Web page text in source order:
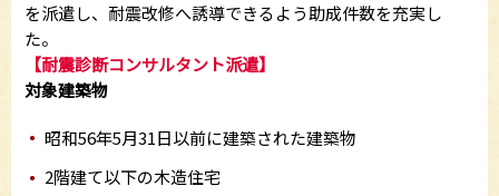
を派遣し、耐震改修へ誘導できるよう助成件数を充実し
た。
【耐震診断コンサルタント派遣】
対象建築物
昭和56年5月31日以前に建築された建築物
2階建て以下の木造住宅